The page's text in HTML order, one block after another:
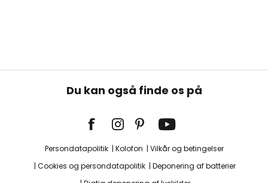
Du kan også finde os på
Persondatapolitik Kolofon
Vilkår og betingelser
Cookies og persondatapolitik
Deponering af batterier